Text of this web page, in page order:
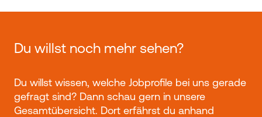
Du willst noch mehr sehen?
Du willst wissen, welche Jobprofile bei uns gerade
gefragt sind? Dann schau gern in unsere
Gesamtübersicht. Dort erfährst du anhand